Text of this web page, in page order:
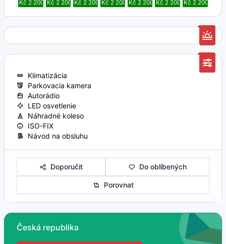
Kč 2 200 Kč 2 200 Kč 2 200 Kč 2 200 Kč 2 200 Kč 2 200 Kč 2 200
Klimatizácia
Parkovacia kamera
Autorádio
LED osvetlenie
Náhradné koleso
ISO-FIX
Návod na obsluhu
Doporučit Do oblíbených
Porovnat
Česká republika